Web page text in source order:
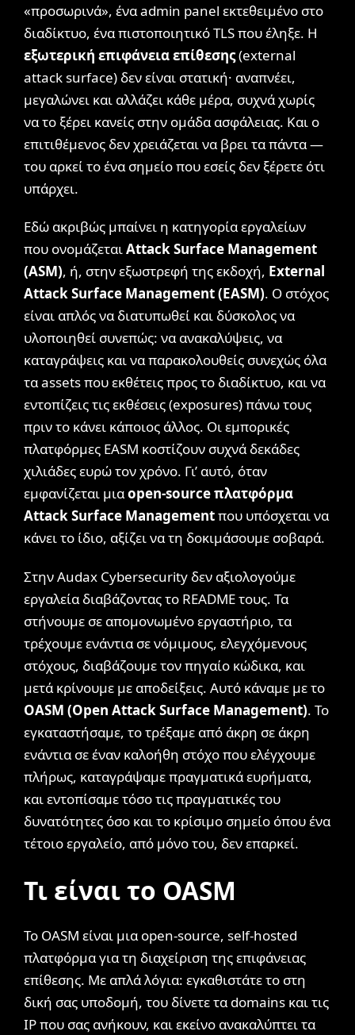
«προσωρινά», ένα admin panel εκτεθειμένο στο
διαδίκτυο, ένα πιστοποιητικό TLS που έληξε. Η
εξωτερική επιφάνεια επίθεσης(external
attack surface) δεν είναι στατική· αναπνέει,
μεγαλώνει και αλλάζει κάθε μέρα, συχνά χωρίς
να το ξέρει κανείς στην ομάδα ασφάλειας. Και ο
επιτιθέμενος δεν χρειάζεται να βρει τα πάντα —
του αρκεί το ένα σημείο που εσείς δεν ξέρετε ότι
υπάρχει.
Εδώ ακριβώς μπαίνει η κατηγορία εργαλείων
που ονομάζεταιAttack Surface Management
(ASM), ή, στην εξωστρεφή της εκδοχή, External
Attack Surface Management (EASM). Ο στόχος
είναι απλός να διατυπωθεί και δύσκολος να
υλοποιηθεί συνεπώς: να ανακαλύψεις, να
καταγράψεις και να παρακολουθείς συνεχώς όλα
τα assets που εκθέτεις προς το διαδίκτυο, και να
εντοπίζεις τις εκθέσεις (exposures) πάνω τους
πριν το κάνει κάποιος άλλος. Οι εμπορικές
πλατφόρμες EASM κοστίζουν συχνά δεκάδες
χιλιάδες ευρώ τον χρόνο. Γι’ αυτό, όταν
εμφανίζεται μιαopen-source πλατφόρμα
Attack Surface Managementπου υπόσχεται να
κάνει το ίδιο, αξίζει να τη δοκιμάσουμε σοβαρά.
Στην Audax Cybersecurity δεν αξιολογούμε
εργαλεία διαβάζοντας το README τους. Τα
στήνουμε σε απομονωμένο εργαστήριο, τα
τρέχουμε ενάντια σε νόμιμους, ελεγχόμενους
στόχους, διαβάζουμε τον πηγαίο κώδικα, και
μετά κρίνουμε με αποδείξεις. Αυτό κάναμε με το
OASM (Open Attack Surface Management). Το
εγκαταστήσαμε, το τρέξαμε από άκρη σε άκρη
ενάντια σε έναν καλοήθη στόχο που ελέγχουμε
πλήρως, καταγράψαμε πραγματικά ευρήματα,
και εντοπίσαμε τόσο τις πραγματικές του
δυνατότητες όσο και το κρίσιμο σημείο όπου ένα
τέτοιο εργαλείο, από μόνο του, δεν επαρκεί.
Τι είναι το OASM
Το OASM είναι μια open-source, self-hosted
πλατφόρμα για τη διαχείριση της επιφάνειας
επίθεσης. Με απλά λόγια: εγκαθιστάτε το στη
δική σας υποδομή, του δίνετε τα domains και τις
IP που σας ανήκουν, και εκείνο ανακαλύπτει τα